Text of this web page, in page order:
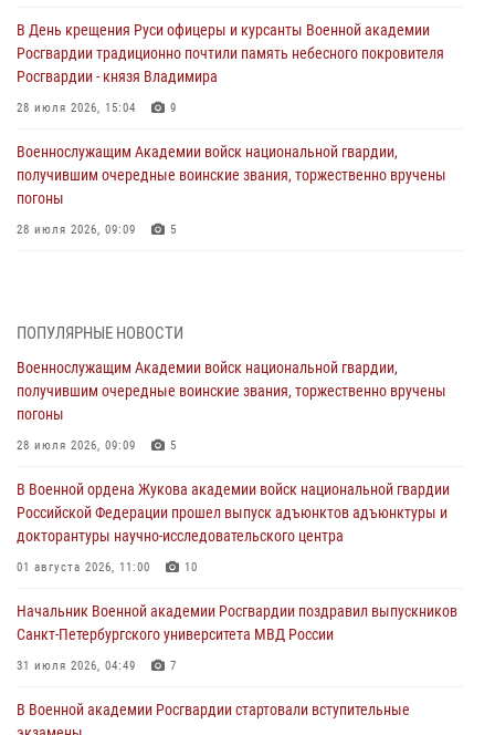
В День крещения Руси офицеры и курсанты Военной академии
Росгвардии традиционно почтили память небесного покровителя
Росгвардии - князя Владимира
28 июля 2026, 15:04 9
Военнослужащим Академии войск национальной гвардии,
получившим очередные воинские звания, торжественно вручены
погоны
28 июля 2026, 09:09 5
27 июля 2026, 14:49 7
Военная академия информирует!
23 июля 2026, 04:51
Курсант Военной академии войск национальной гвардии принял
22 июля 2026, 09:41
Мастер‑класс по стрельбе: точность, тактика, профессионализм
20 июля 2026, 11:17
108 лет со дня образования подразделений связи войск
ПОПУЛЯРНЫЕ НОВОСТИ
Военнослужащим Академии войск национальной гвардии,
получившим очередные воинские звания, торжественно вручены
погоны
28 июля 2026, 09:09 5
В Военной ордена Жукова академии войск национальной гвардии
Российской Федерации прошел выпуск адъюнктов адъюнктуры и
докторантуры научно-исследовательского центра
01 августа 2026, 11:00 10
Начальник Военной академии Росгвардии поздравил выпускников
Санкт-Петербургского университета МВД России
31 июля 2026, 04:49 7
В Военной академии Росгвардии стартовали вступительные